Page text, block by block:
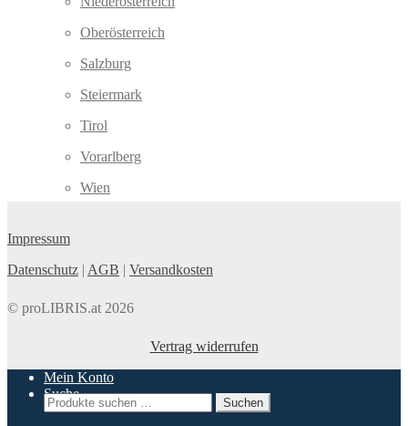
Oberösterreich
Salzburg
Steiermark
Tirol
Vorarlberg
Wien
Impressum
Datenschutz | AGB | Versandkosten
© proLIBRIS.at 2026
Vertrag widerrufen
Mein Konto
Suche
Suchen
Suchen